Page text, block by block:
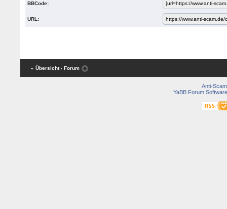
BBCode:
URL:
« Übersicht ‹ Forum
Anti-Scam
YaBB Forum Software